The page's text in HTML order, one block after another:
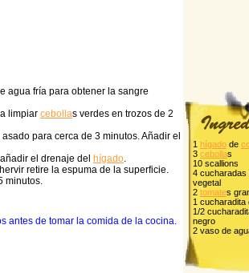
agua fría para obtener la sangre
limpiar cebollas verdes en trozos de 2
asado para cerca de 3 minutos. Añadir el
el drenaje del
hígado.
retire la espuma de la superficie.
minutos.
antes de tomar la comida de la cocina.
1 hígado de
3 cebollas
10 scallions
4 cucharadas
vegetal
2 tomates
1 cucharadita
1/2
negro
2 vaso de